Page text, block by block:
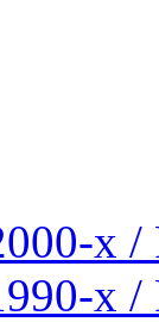
х /
х /